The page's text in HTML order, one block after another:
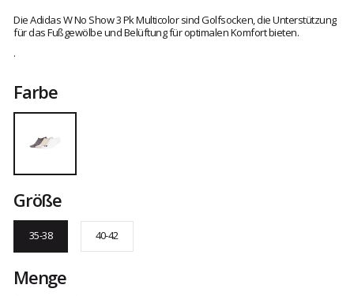
9603
35-
Die Adidas W No Show 3 Pk Multicolor sind Golfsocken, die Unterstützung
für das Fußgewölbe und Belüftung für optimalen Komfort bieten.
.
Farbe
Größe
35-38 40-42
Menge